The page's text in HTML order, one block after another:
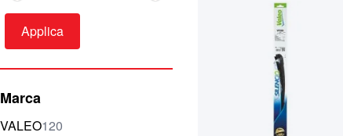
Applica
Marca
VALEO120
elementi